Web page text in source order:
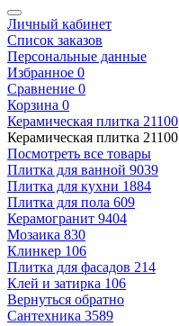
Личный кабинет
Список заказов
Персональные данные
Избранное 0
Сравнение 0
Корзина 0
Керамическая плитка 21100
Керамическая плитка 21100
Посмотреть все товары
Плитка для ванной 9039
Плитка для кухни 1884
Плитка для пола 609
Керамогранит 9404
Мозаика 830
Клинкер 106
Плитка для фасадов 214
Клей и затирка 106
Вернуться обратно
Сантехника 3589